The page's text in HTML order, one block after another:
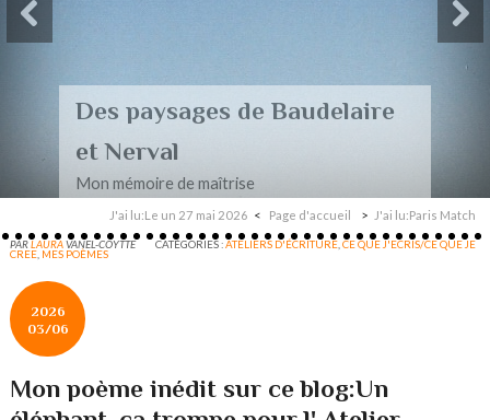
Des paysages de Baudelaire
et Nerval
Mon mémoire de maîtrise
J'ai lu:Le un 27 mai 2026 Page d'accueil J'ai lu:Paris Match
PARLAURAVANEL-COYTTE CATÉGORIES :ATELIERS D'ÉCRITURE ,CE QUE J'ECRIS/CE QUE JE
CREE MES POÈMES
2026
03/06
Mon poème inédit sur ce blog:Un